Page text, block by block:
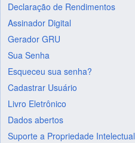
Declaração de Rendimentos
Assinador Digital
Gerador GRU
Sua Senha
Esqueceu sua senha?
Cadastrar Usuário
Livro Eletrônico
Dados abertos
Suporte a Propriedade Intelectual